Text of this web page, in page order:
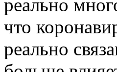
реально
что
реально